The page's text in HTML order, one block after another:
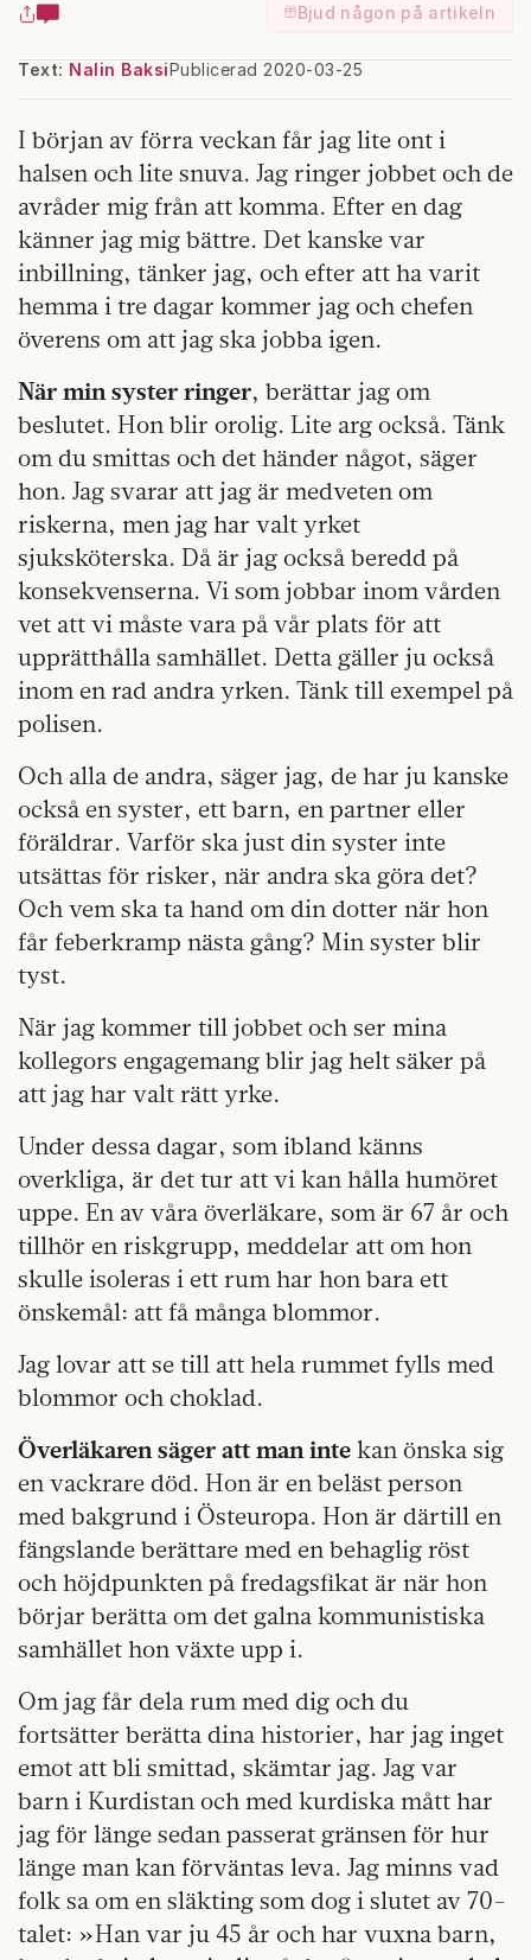
Bjud någon på artikeln
Text: Nalin BaksiPublicerad 2020-03-25
I början av förra veckan får jag lite ont i
halsen och lite snuva. Jag ringer jobbet och de
avråder mig från att komma. Efter en dag
känner jag mig bättre. Det kanske var
inbillning, tänker jag, och efter att ha varit
hemma i tre dagar kommer jag och chefen
överens om att jag ska jobba igen.
När min syster ringer, berättar jag om
beslutet. Hon blir orolig. Lite arg också. Tänk
om du smittas och det händer något, säger
hon. Jag svarar att jag är medveten om
riskerna, men jag har valt yrket
sjuksköterska. Då är jag också beredd på
konsekvenserna. Vi som jobbar inom vården
vet att vi måste vara på vår plats för att
upprätthålla samhället. Detta gäller ju också
inom en rad andra yrken. Tänk till exempel på
polisen.
Och alla de andra, säger jag, de har ju kanske
också en syster, ett barn, en partner eller
föräldrar. Varför ska just din syster inte
utsättas för risker, när andra ska göra det?
Och vem ska ta hand om din dotter när hon
får feberkramp nästa gång? Min syster blir
tyst.
När jag kommer till jobbet och ser mina
kollegors engagemang blir jag helt säker på
att jag har valt rätt yrke.
Under dessa dagar, som ibland känns
overkliga, är det tur att vi kan hålla humöret
uppe. En av våra överläkare, som är 67 år och
tillhör en riskgrupp, meddelar att om hon
skulle isoleras i ett rum har hon bara ett
önskemål: att få många blommor.
Jag lovar att se till att hela rummet fylls med
blommor och choklad.
Överläkaren säger att man inte kan önska sig
en vackrare död. Hon är en beläst person
med bakgrund i Östeuropa. Hon är därtill en
fängslande berättare med en behaglig röst
och höjdpunkten på fredagsfikat är när hon
börjar berätta om det galna kommunistiska
samhället hon växte upp i.
Om jag får dela rum med dig och du
fortsätter berätta dina historier, har jag inget
emot att bli smittad, skämtar jag. Jag var
barn i Kurdistan och med kurdiska mått har
jag för länge sedan passerat gränsen för hur
länge man kan förväntas leva. Jag minns vad
folk sa om en släkting som dog i slutet av 70-
talet: »Han var ju 45 år och har vuxna barn,